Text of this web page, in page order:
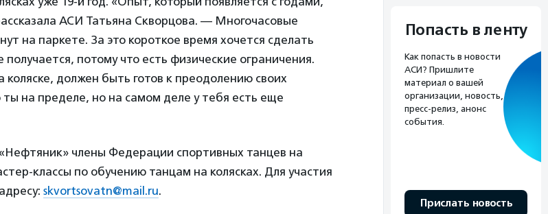
АСИ Татьяна Скворцова. — Многочасовые
на паркете. За это короткое время хочется сделать
потому что есть физические ограничения.
коляске, должен быть готов к преодолению своих
на пределе, но на самом деле у тебя есть еще
члены Федерации спортивных танцев на
классы по обучению танцам на колясках. Для участия
skvortsovatn@mail.ru.
Попасть в ленту
Как попасть в новости
АСИ? Пришлите
материал о вашей
организации, новость,
пресс-релиз, анонс
события.
Прислать новость